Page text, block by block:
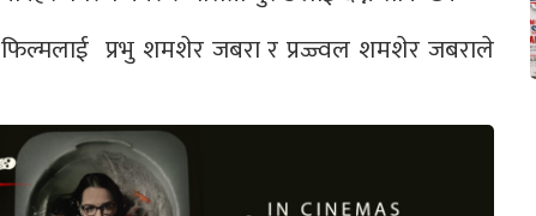
फिल्मलाई प्रभु शमशेर जबरा र प्रज्ज्वल शमशेर जबराले